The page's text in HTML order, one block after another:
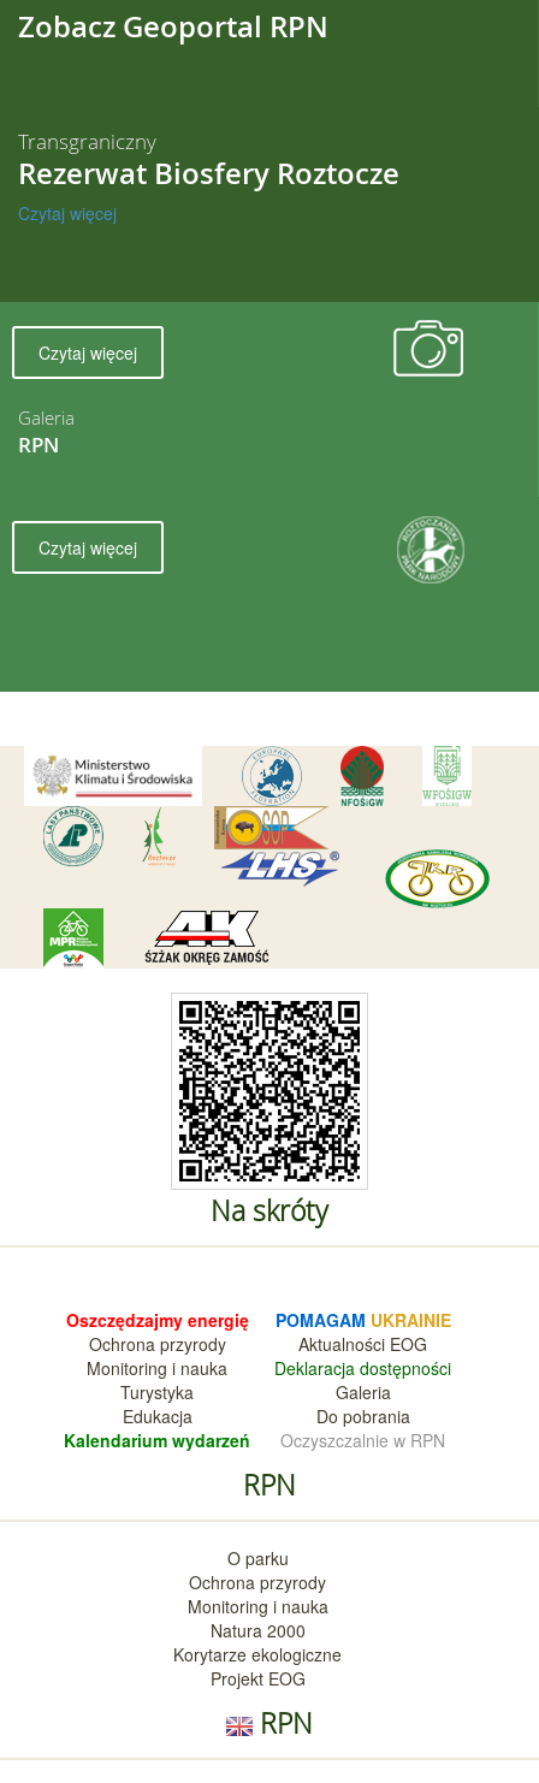
Zobacz Geoportal RPN
Transgraniczny
Rezerwat Biosfery Roztocze
Czytaj więcej
Galeria
RPN
Czytaj więcej
Czytaj więcej
Na skróty
Oszczędzajmy energię
Ochrona przyrody
Monitoring i nauka
Turystyka
Edukacja
Kalendarium wydarzeń
POMAGAM UKRAINIE
Aktualności EOG
Deklaracja dostępności
Galeria
Do pobrania
Oczyszczalnie w RPN
RPN
O parku
Ochrona przyrody
Monitoring i nauka
Natura 2000
Korytarze ekologiczne
Projekt EOG
RPN